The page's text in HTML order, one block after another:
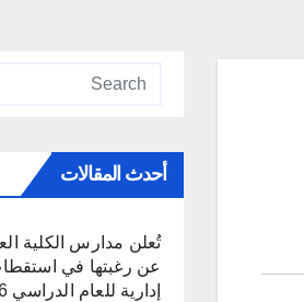
أحدث المقالات
تُعلن مدارس الكلية
عن رغبتها في
إدارية للعام الدراسي 2026–2027